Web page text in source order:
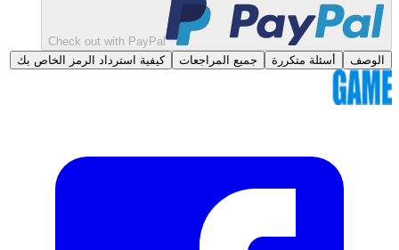
Check out with PayPal
الوصف
أسئلة متكررة جميع المراجعات كيفية استرداد الرمز الخاص بك